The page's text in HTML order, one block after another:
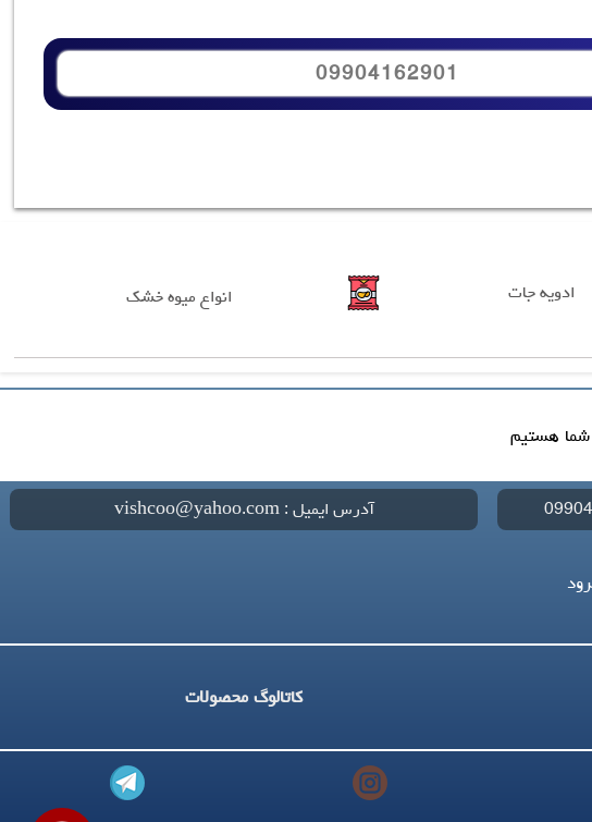
09904162901
ادویه جات انواع میوه خشک
شما هستیم
آدرس ایمیل : vishcoo@yahoo.com
کاتالوگ محصولات